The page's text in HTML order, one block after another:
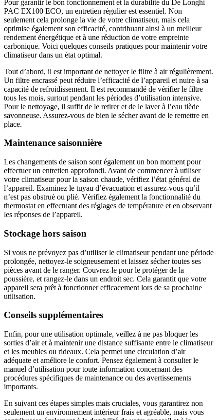
Pour garantir le bon fonctionnement et la durabilité du De Longhi
PAC EX100 ECO, un entretien régulier est essentiel. Non
seulement cela prolonge la vie de votre climatiseur, mais cela
optimise également son efficacité, contribuant ainsi à un meilleur
rendement énergétique et à une réduction de votre empreinte
carbonique. Voici quelques conseils pratiques pour maintenir votre
climatiseur dans un état optimal.
Tout d’abord, il est important de nettoyer le filtre à air régulièrement.
Un filtre encrassé peut réduire l’efficacité de l’appareil et nuire à sa
capacité de refroidissement. Il est recommandé de vérifier le filtre
tous les mois, surtout pendant les périodes d’utilisation intensive.
Pour le nettoyage, il suffit de le retirer et de le laver à l’eau tiède
savonneuse. Assurez-vous de bien le sécher avant de le remettre en
place.
Maintenance saisonnière
Les changements de saison sont également un bon moment pour
effectuer un entretien approfondi. Avant de commencer à utiliser
votre climatiseur pour la saison chaude, vérifiez l’état général de
l’appareil. Examinez le tuyau d’évacuation et assurez-vous qu’il
n’est pas obstrué ou plié. Vérifiez également la fonctionnalité du
thermostat en effectuant des réglages de température et en observant
les réponses de l’appareil.
Stockage hors saison
Si vous ne prévoyez pas d’utiliser le climatiseur pendant une période
prolongée, nettoyez-le soigneusement et laissez sécher toutes ses
pièces avant de le ranger. Couvrez-le pour le protéger de la
poussière, et rangez-le dans un endroit sec. Cela garantit que votre
appareil sera prêt à fonctionner efficacement lors de sa prochaine
utilisation.
Conseils supplémentaires
Enfin, pour une utilisation optimale, veillez à ne pas bloquer les
sorties d’air et à maintenir une distance suffisante entre le climatiseur
et les meubles ou rideaux. Cela permet une circulation d’air
adéquate et améliore le confort. Pensez également à consulter le
manuel d’utilisation pour toute information concernant des
procédures spécifiques de maintenance ou des avertissements
importants.
En suivant ces étapes simples mais cruciales, vous garantirez non
seulement un environnement intérieur frais et agréable, mais vous